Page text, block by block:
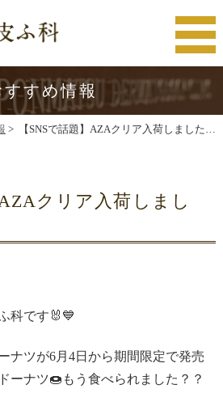
すすめ情報
> 【SNSで話題】AZAクリア入荷しました…
クリア入荷しまし
科です🐰💙
ナツが6月4日から期間限定で発売
ーナツ🍩もう食べられました？？